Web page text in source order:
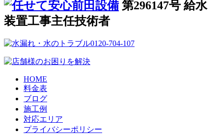
第296147号 給水
装置工事主任技術者
HOME
料金表
ブログ
施工例
対応エリア
プライバシーポリシー